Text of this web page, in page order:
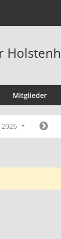
Mitglieder
2026